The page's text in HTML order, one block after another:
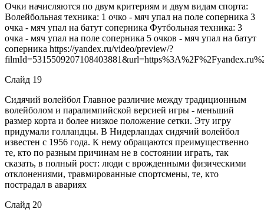
Очки начисляются по двум критериям и двум видам спорта:
Волейбольная техника: 1 очко - мяч упал на поле соперника 3
очка - мяч упал на батут соперника Футбольная техника: 3
очка - мяч упал на поле соперника 5 очков - мяч упал на батут
соперника https://yandex.ru/video/preview/?
Слайд 19
Сидячий волейбол Главное различие между традиционным
волейболом и паралимпийской версией игры - меньший
размер корта и более низкое положение сетки. Эту игру
придумали голландцы. В Нидерландах сидячий волейбол
известен с 1956 года. К нему обращаются преимущественно
те, кто по разным причинам не в состоянии играть, так
сказать, в полный рост: люди с врожденными физическими
отклонениями, травмированные спортсмены, те, кто
пострадал в авариях
Слайд 20